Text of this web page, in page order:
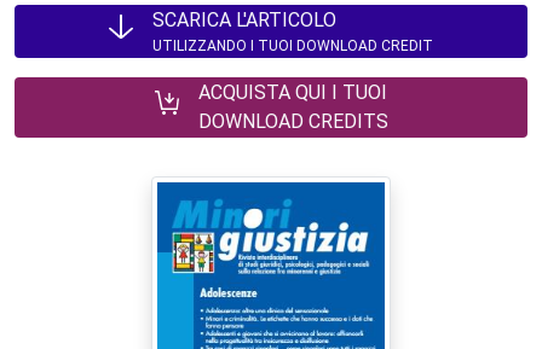
SCARICA L'ARTICOLO
UTILIZZANDO I TUOI DOWNLOAD CREDIT
ACQUISTA QUI I TUOI
DOWNLOAD CREDITS